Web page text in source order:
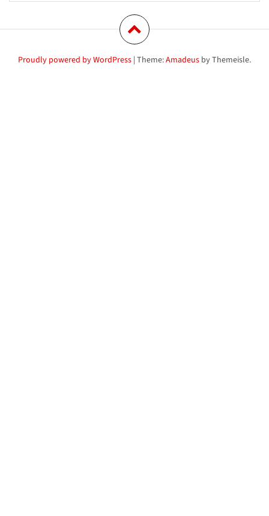
Proudly powered by WordPress | Theme:Amadeus by Themeisle.